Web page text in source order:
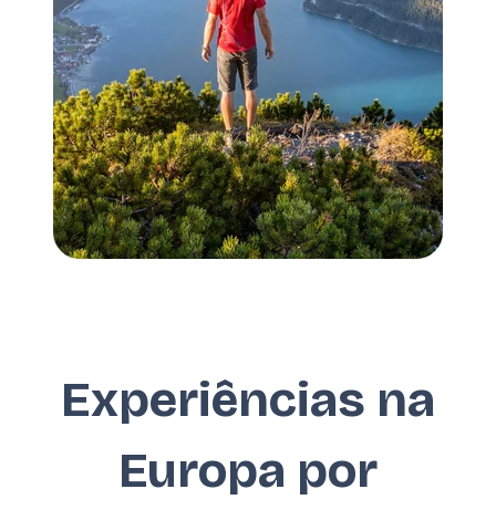
Experiências na
Europa por